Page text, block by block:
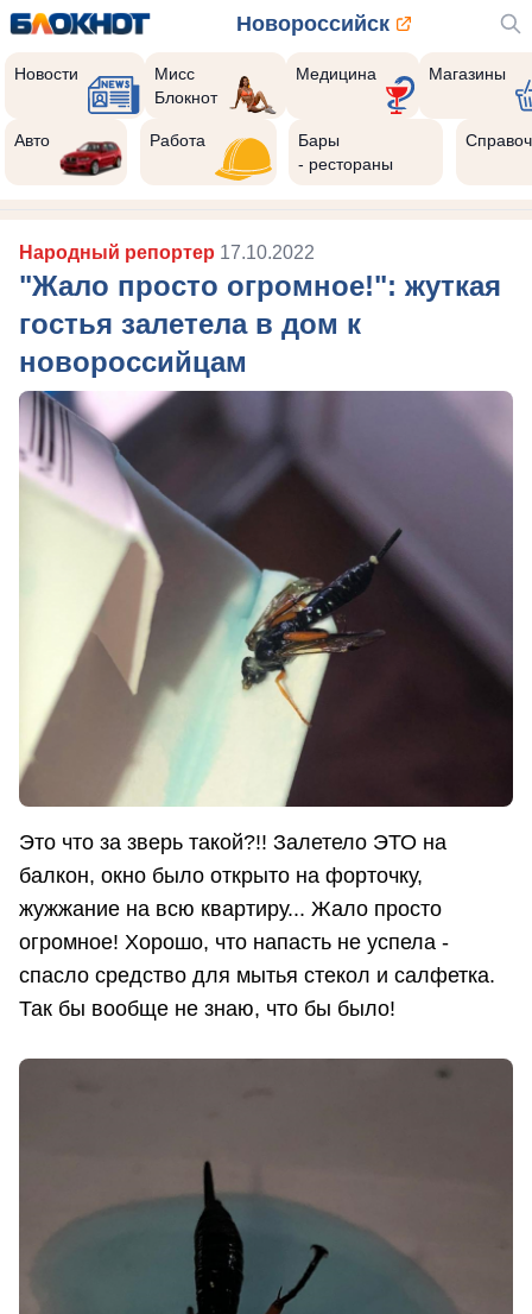
Новороссийск
Новости
Мисс
Блокнот
Медицина Магазины
Авто Работа
Бары
- рестораны
Народный репортер 17.10.2022
"Жало просто огромное!": жуткая
гостья залетела в дом к
новороссийцам
Это что за зверь такой?!! Залетело ЭТО на
балкон, окно было открыто на форточку,
жужжание на всю квартиру... Жало просто
огромное! Хорошо, что напасть не успела -
спасло средство для мытья стекол и салфетка.
Так бы вообще не знаю, что бы было!